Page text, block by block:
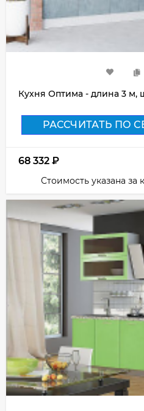
Кухня Оптима - длина 3 м,
РАССЧИТАТЬ ПО
68 332 ₽
Стоимость указана